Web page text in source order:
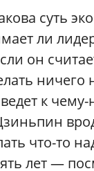
суть
ли
он
ничего
к
что-то
лет —